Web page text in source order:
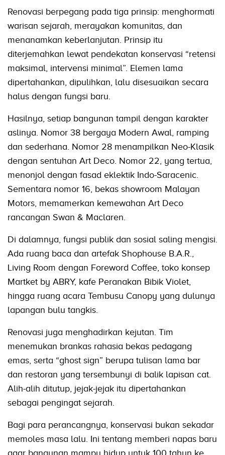
Renovasi berpegang pada tiga prinsip: menghormati
warisan sejarah, merayakan komunitas, dan
menanamkan keberlanjutan. Prinsip itu
diterjemahkan lewat pendekatan konservasi “retensi
maksimal, intervensi minimal”. Elemen lama
dipertahankan, dipulihkan, lalu disesuaikan secara
halus dengan fungsi baru.
Hasilnya, setiap bangunan tampil dengan karakter
aslinya. Nomor 38 bergaya Modern Awal, ramping
dan sederhana. Nomor 28 menampilkan Neo-Klasik
dengan sentuhan Art Deco. Nomor 22, yang tertua,
menonjol dengan fasad eklektik Indo-Saracenic.
Sementara nomor 16, bekas showroom Malayan
Motors, memamerkan kemewahan Art Deco
rancangan Swan & Maclaren.
Di dalamnya, fungsi publik dan sosial saling mengisi.
Ada ruang baca dan artefak Shophouse B.A.R.,
Living Room dengan Foreword Coffee, toko konsep
Martket by ABRY, kafe Peranakan Bibik Violet,
hingga ruang acara Tembusu Canopy yang dulunya
lapangan bulu tangkis.
Renovasi juga menghadirkan kejutan. Tim
menemukan brankas rahasia bekas pedagang
emas, serta “ghost sign” berupa tulisan lama bar
dan restoran yang tersembunyi di balik lapisan cat.
Alih-alih ditutup, jejak-jejak itu dipertahankan
sebagai pengingat sejarah.
Bagi para perancangnya, konservasi bukan sekadar
memoles masa lalu. Ini tentang memberi napas baru
agar bangunan mampu hidup untuk 100 tahun ke